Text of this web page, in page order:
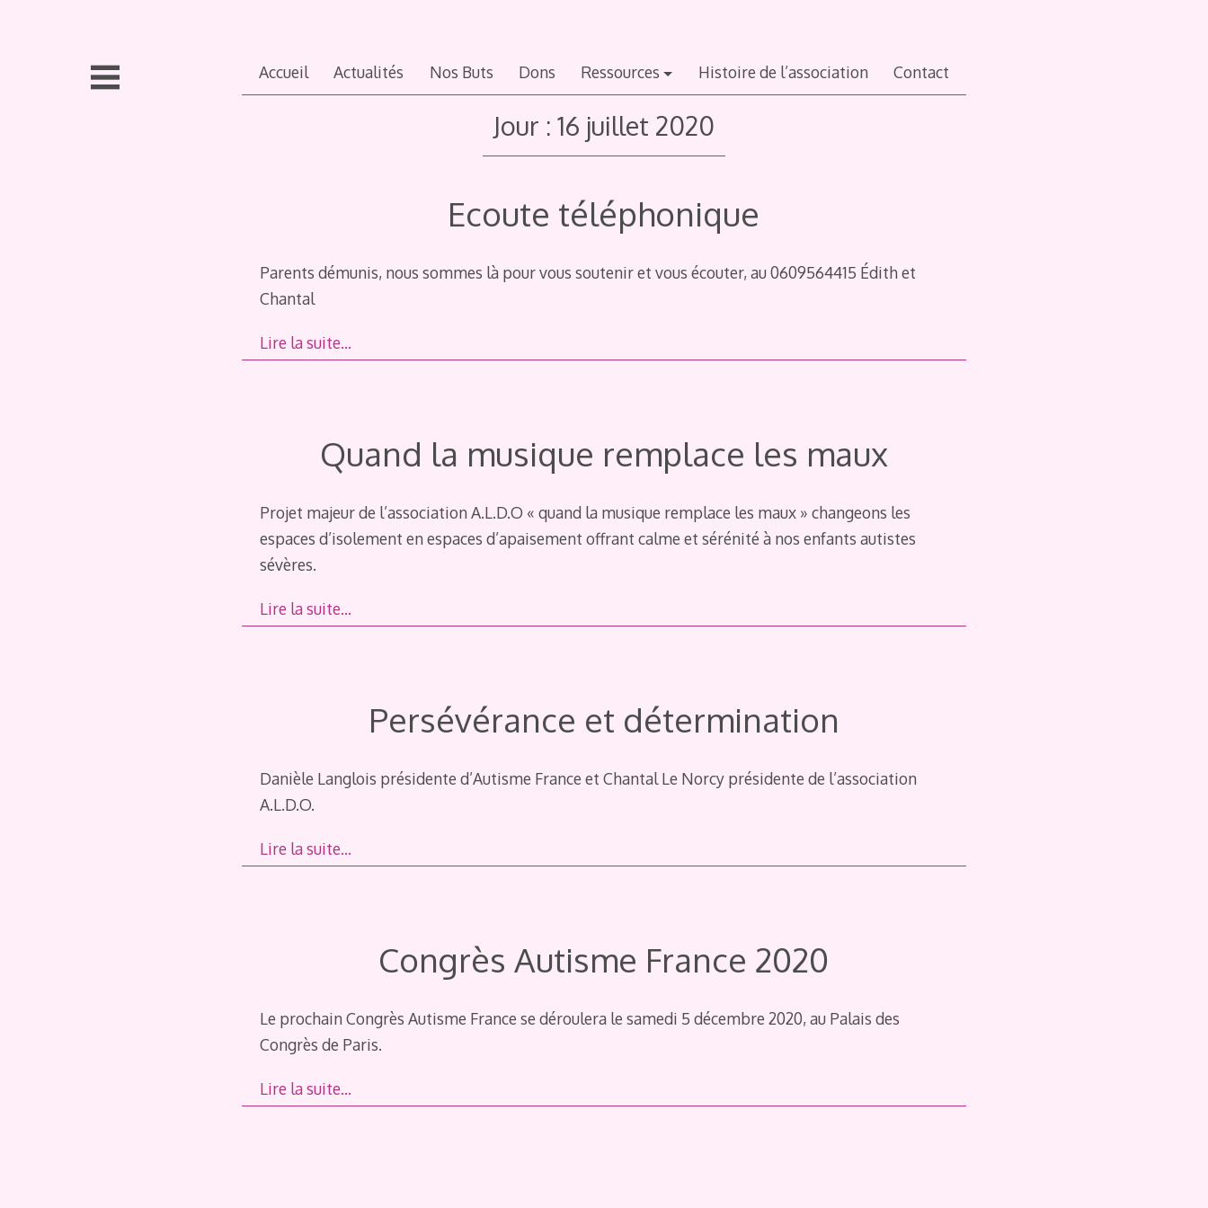
Accueil Actualités Nos Buts Dons Ressources Histoire de l’association Contact
Jour : 16 juillet 2020
Ecoute téléphonique
Parents démunis, nous sommes là pour vous soutenir et vous écouter, au 0609564415 Édith et
Chantal
Lire la suite…
Quand la musique remplace les maux
Projet majeur de l’association A.L.D.O « quand la musique remplace les maux » changeons les
espaces d’isolement en espaces d’apaisement offrant calme et sérénité à nos enfants autistes
sévères.
Lire la suite…
Persévérance et détermination
Danièle Langlois présidente d’Autisme France et Chantal Le Norcy présidente de l’association
A.L.D.O.
Lire la suite…
Congrès Autisme France 2020
Le prochain Congrès Autisme France se déroulera le samedi 5 décembre 2020, au Palais des
Congrès de Paris.
Lire la suite…